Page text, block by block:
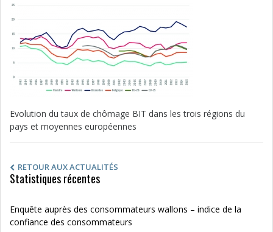
Evolution du taux de chômage BIT dans les trois régions du
pays et moyennes européennes
RETOUR AUX ACTUALITÉS
Statistiques récentes
Enquête auprès des consommateurs wallons – indice de la
confiance des consommateurs